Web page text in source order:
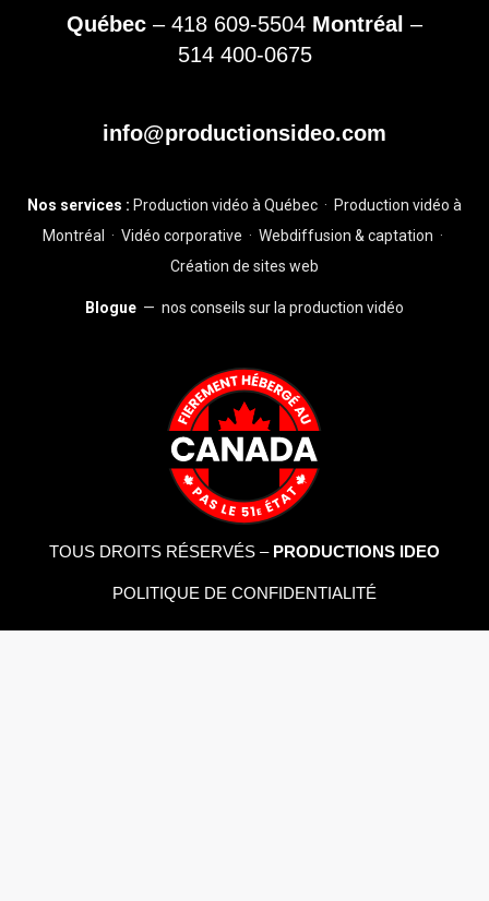
Québec – 418 609-5504 Montréal –
514 400-0675
info@productionsideo.com
Nos services : Production vidéo à Québec · Production vidéo à
Montréal
· Vidéo corporative · Webdiffusion & captation ·
Création de sites web
Blogue — nos conseils sur la production vidéo
TOUS DROITS RÉSERVÉS – PRODUCTIONS IDEO
POLITIQUE DE CONFIDENTIALITÉ